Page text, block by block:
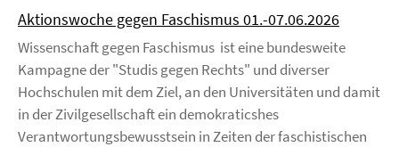
Aktionswoche gegen Faschismus 01.-07.06.2026
Wissenschaft gegen Faschismus ist eine bundesweite
Kampagne der "Studis gegen Rechts" und diverser
Hochschulen mit dem Ziel, an den Universitäten und damit
in der Zivilgesellschaft ein demokraticshes
Verantwortungsbewusstsein in Zeiten der faschistischen